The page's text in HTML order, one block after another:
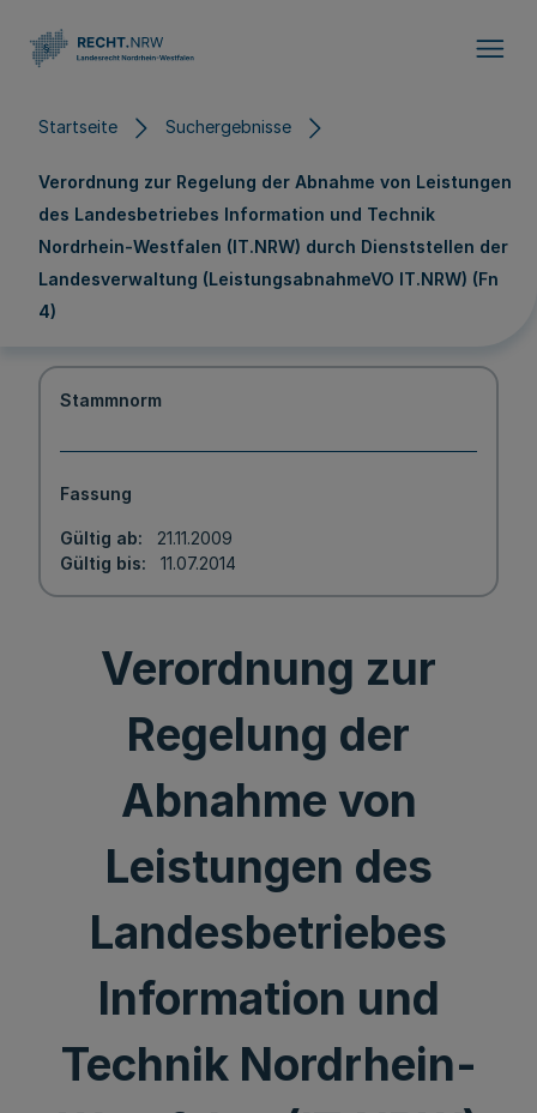
Startseite Suchergebnisse
Verordnung zur Regelung der Abnahme von Leistungen
des Landesbetriebes Information und Technik
Nordrhein-Westfalen (IT.NRW) durch Dienststellen der
Landesverwaltung (LeistungsabnahmeVO IT.NRW) (Fn
4)
Stammnorm
Fassung
Gültig ab
21.11.2009
Gültig bis
11.07.2014
Verordnung zur
Regelung der
Abnahme von
Leistungen des
Landesbetriebes
Information und
Technik Nordrhein-